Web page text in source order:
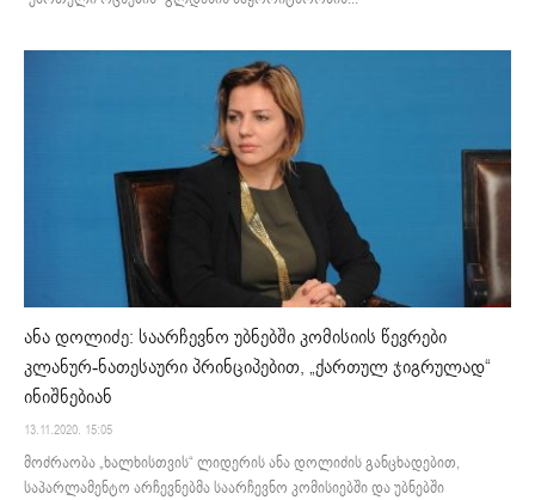
ანა დოლიძე: საარჩევნო უბნებში კომისიის წევრები
კლანურ-ნათესაური პრინციპებით, „ქართულ ჯიგრულად“
ინიშნებიან
13.11.2020. 15:05
მოძრაობა „ხალხისთვის“ ლიდერის ანა დოლიძის განცხადებით,
საპარლამენტო არჩევნებმა საარჩევნო კომისიებში და უბნებში